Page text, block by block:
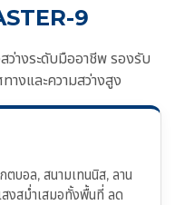
9
างระดับมืออาชีพ รองรับ
งและความสว่างสูง
ตบอล, สนามเทนนิส, ลาน
สงสม่ำเสมอทั้งพื้นที่ ลด